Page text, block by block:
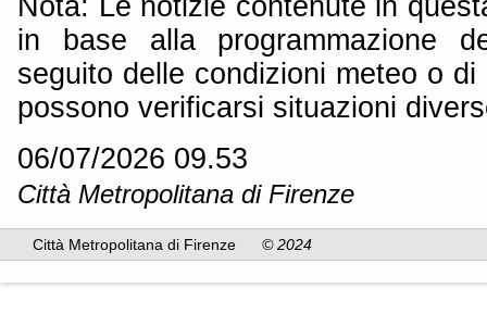
in base alla programmazione
seguito delle condizioni meteo o
possono verificarsi situazioni
06/07/2026 09.53
Città Metropolitana di Firenze
Città Metropolitana di Firenze © 2024